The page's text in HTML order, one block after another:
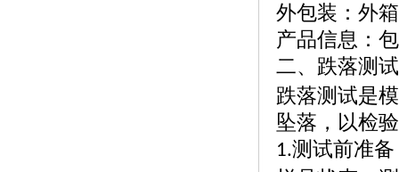
外包装：外
产品信息：
二、跌落测试
跌落测试是
坠落，以检
1.测试前准备